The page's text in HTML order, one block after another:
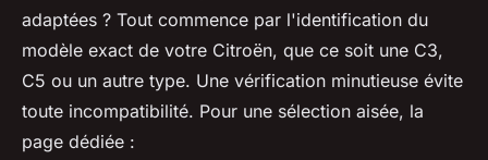
adaptées ? Tout commence par l'identification du
modèle exact de votre Citroën, que ce soit une C3,
C5 ou un autre type. Une vérification minutieuse évite
toute incompatibilité. Pour une sélection aisée, la
page dédiée :